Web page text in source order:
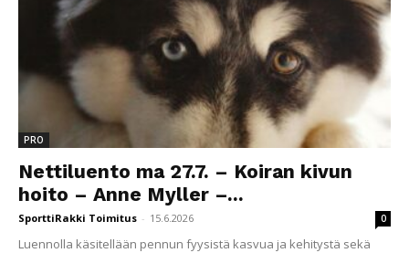
PRO
Nettiluento ma 27.7. – Koiran kivun
hoito – Anne Myller –...
SporttiRakki Toimitus - 15.6.2026 0
Luennolla käsitellään pennun fyysistä kasvua ja kehitystä sekä